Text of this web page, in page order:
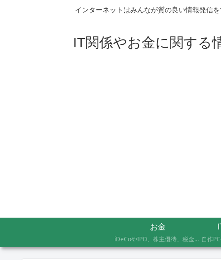
インターネットはみんなが質の良い情報発信
IT関係やお金に関する
お金
iDeCoやIPO、株主優待、税金のお得な支払い方法まで、AFP資格を持つ管理人が実際に体験したお金の記録です。証券会社の手続きにかかった日数や失敗談など、体験した人にしかわからないリアルな情報をお届けします。